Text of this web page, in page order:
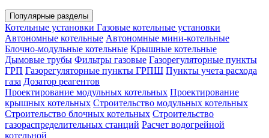
Популярные разделы
Котельные установки Газовые котельные установки
Автономные котельные Автономные мини-котельные
Блочно-модульные котельные Крышные котельные
Дымовые трубы Фильтры газовые Газорегуляторные пункты
ГРП Газорегуляторные пункты ГРПШ Пункты учета расхода
газа Дозатор реагентов
Проектирование модульных котельных Проектирование
крышных котельных Строительство модульных котельных
Строительство блочных котельных Строительство
газораспределительных станций Расчет водогрейной
котельной